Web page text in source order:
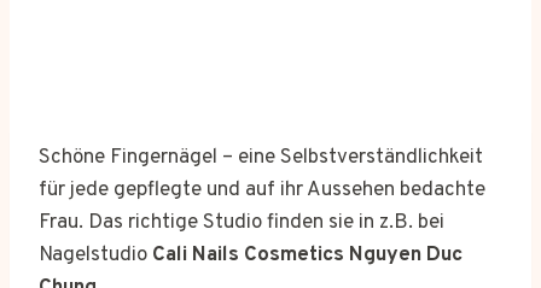
Schöne Fingernägel – eine Selbstverständlichkeit
für jede gepflegte und auf ihr Aussehen bedachte
Frau. Das richtige Studio finden sie in z.B. bei
Nagelstudio Cali Nails Cosmetics Nguyen Duc